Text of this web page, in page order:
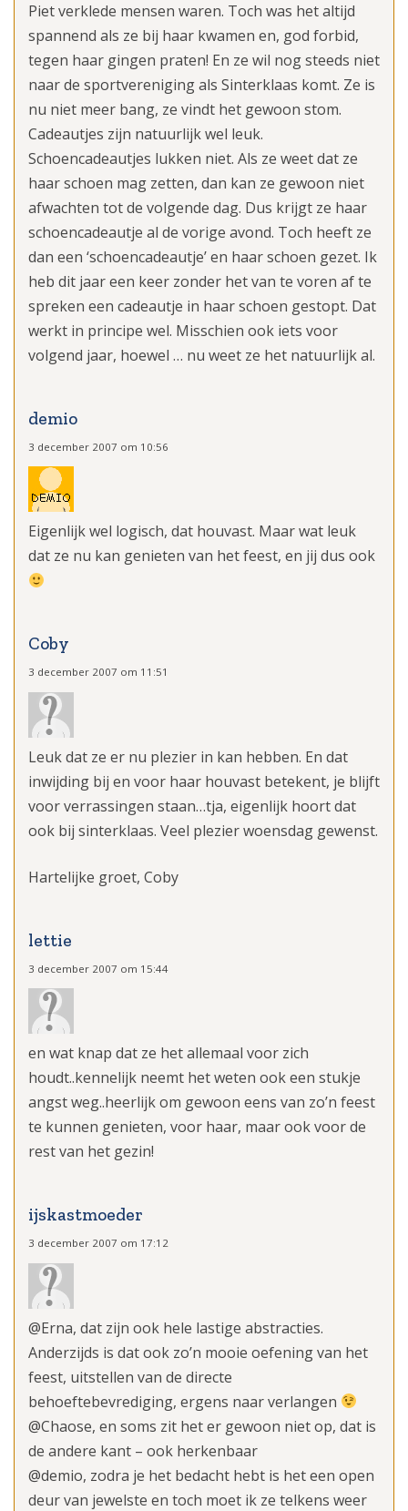
Piet verklede mensen waren. Toch was het altijd
spannend als ze bij haar kwamen en, god forbid,
tegen haar gingen praten! En ze wil nog steeds niet
naar de sportvereniging als Sinterklaas komt. Ze is
nu niet meer bang, ze vindt het gewoon stom.
Cadeautjes zijn natuurlijk wel leuk.
Schoencadeautjes lukken niet. Als ze weet dat ze
haar schoen mag zetten, dan kan ze gewoon niet
afwachten tot de volgende dag. Dus krijgt ze haar
schoencadeautje al de vorige avond. Toch heeft ze
dan een ‘schoencadeautje’ en haar schoen gezet. Ik
heb dit jaar een keer zonder het van te voren af te
spreken een cadeautje in haar schoen gestopt. Dat
werkt in principe wel. Misschien ook iets voor
volgend jaar, hoewel … nu weet ze het natuurlijk al.
demio
3 december 2007 om 10:56
Eigenlijk wel logisch, dat houvast. Maar wat leuk
dat ze nu kan genieten van het feest, en jij dus ook
Coby
3 december 2007 om 11:51
Leuk dat ze er nu plezier in kan hebben. En dat
inwijding bij en voor haar houvast betekent, je blijft
voor verrassingen staan…tja, eigenlijk hoort dat
ook bij sinterklaas. Veel plezier woensdag gewenst.
Hartelijke groet, Coby
lettie
3 december 2007 om 15:44
en wat knap dat ze het allemaal voor zich
houdt..kennelijk neemt het weten ook een stukje
angst weg..heerlijk om gewoon eens van zo’n feest
te kunnen genieten, voor haar, maar ook voor de
rest van het gezin!
ijskastmoeder
3 december 2007 om 17:12
@Erna, dat zijn ook hele lastige abstracties.
Anderzijds is dat ook zo’n mooie oefening van het
feest, uitstellen van de directe
behoeftebevrediging, ergens naar verlangen
@Chaose, en soms zit het er gewoon niet op, dat is
de andere kant – ook herkenbaar
@demio, zodra je het bedacht hebt is het een open
deur van jewelste en toch moet ik ze telkens weer